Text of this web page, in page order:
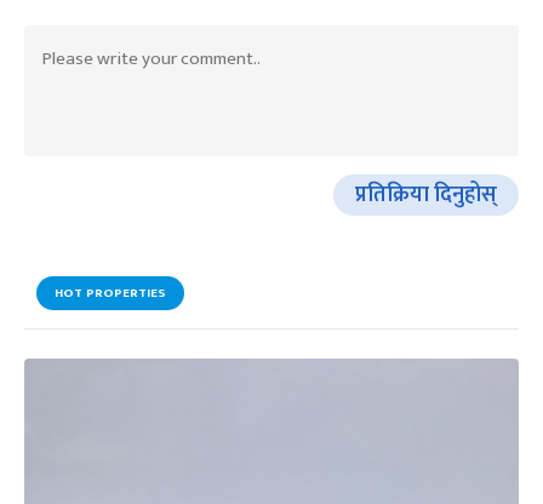
प्रतिक्रिया दिनुहोस्
HOT PROPERTIES